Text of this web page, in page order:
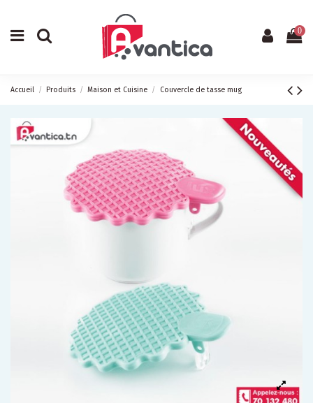
0
Accueil Produits Maison et Cuisine Couvercle de tasse mug